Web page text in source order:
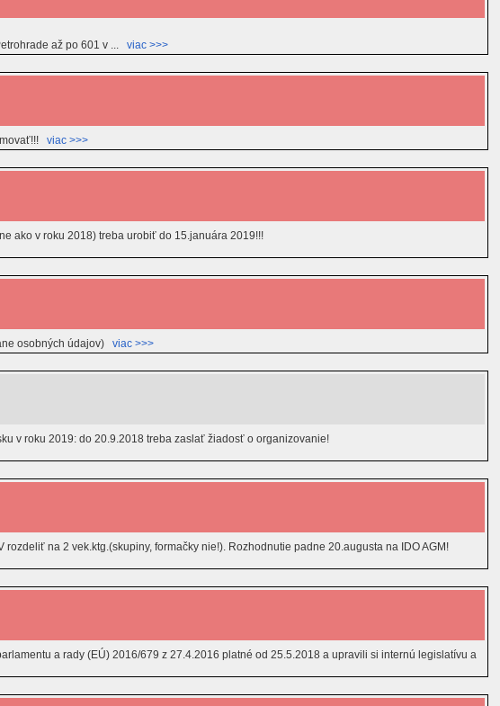
až po 601 v ... viac >>>
viac >>>
ako v roku 2018) treba urobiť do 15.januára 2019!!!
osobných údajov) viac >>>
v roku 2019: do 20.9.2018 treba zaslať žiadosť o organizovanie!
na 2 vek.ktg.(skupiny, formačky nie!). Rozhodnutie padne 20.augusta na IDO AGM!
a rady (EÚ) 2016/679 z 27.4.2016 platné od 25.5.2018 a upravili si internú legislatívu a